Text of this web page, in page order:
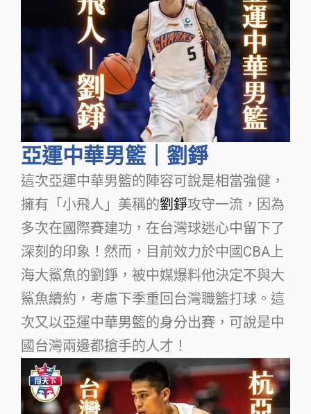
亞運中華男籃｜劉錚
這次亞運中華男籃的陣容可說是相當強健，
擁有「小飛人」美稱的劉錚攻守一流，因為
多次在國際賽建功，在台灣球迷心中留下了
深刻的印象！然而，目前效力於中國CBA上
海大鯊魚的劉錚，被中媒爆料他決定不與大
鯊魚續約，考慮下季重回台灣職籃打球。這
次又以亞運中華男籃的身分出賽，可說是中
國台灣兩邊都搶手的人才！